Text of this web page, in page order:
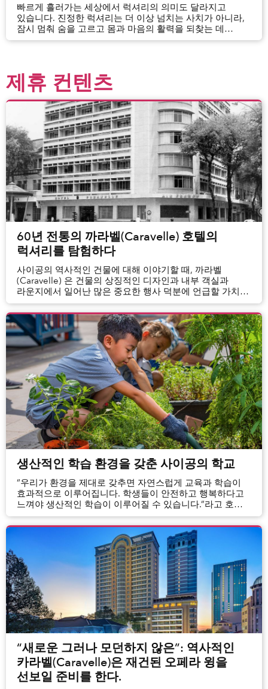
빠르게 흘러가는 세상에서 럭셔리의 의미도 달라지고
있습니다. 진정한 럭셔리는 더 이상 넘치는 사치가 아니라,
잠시 멈춰 숨을 고르고 몸과 마음의 활력을 되찾는 데
있습니다. 올여름, 라 베란다 리조트 푸꾸옥 – 엠갤러리(La
제휴 컨텐츠
60년 전통의 까라벨(Caravelle) 호텔의
럭셔리를 탐험하다
사이공의 역사적인 건물에 대해 이야기할 때, 까라벨
(Caravelle) 은 건물의 상징적인 디자인과 내부 객실과
라운지에서 일어난 많은 중요한 행사 덕분에 언급할 가치가
있다. 이 럭셔리 호텔의 60 번째 생일을 맞아, 특정 연령층의
사람들이 까라벨이라는...
생산적인 학습 환경을 갖춘 사이공의 학교
“우리가 환경을 제대로 갖추면 자연스럽게 교육과 학습이
효과적으로 이루어집니다. 학생들이 안전하고 행복하다고
느껴야 생산적인 학습이 이루어질 수 있습니다.”라고 호주
국제 학교의 초등부 부교장이자 유치원 교장인 Beth
Wills는 설명한다.
“새로운 그러나 모던하지 않은”: 역사적인
카라벨(Caravelle)은 재건된 오페라 윙을
선보일 준비를 한다.